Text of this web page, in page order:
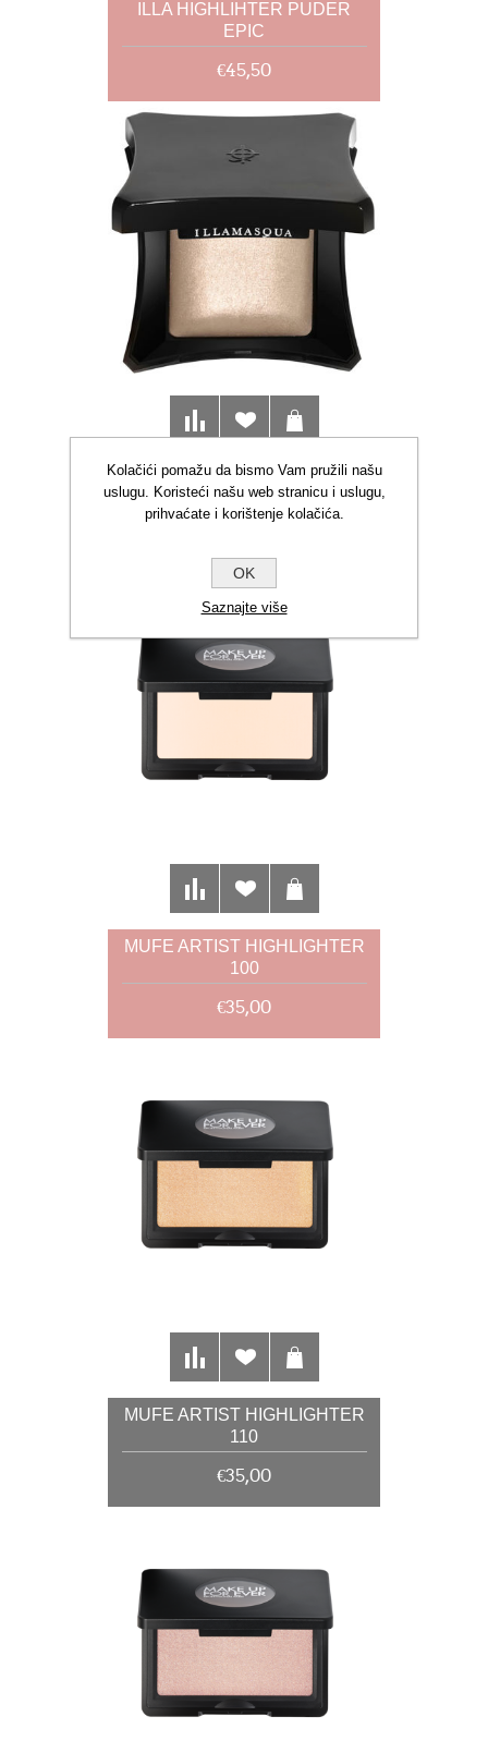
ILLA HIGHLIHTER PUDER
EPIC
€45,50
ILLA HIGHLIHTER PUDER
OMG
MUFE ARTIST HIGHLIGHTER
100
€35,00
MUFE ARTIST HIGHLIGHTER
110
€35,00
Kolačići pomažu da bismo Vam pružili našu
uslugu. Koristeći našu web stranicu i uslugu,
prihvaćate i korištenje kolačića.
OK
Saznajte više